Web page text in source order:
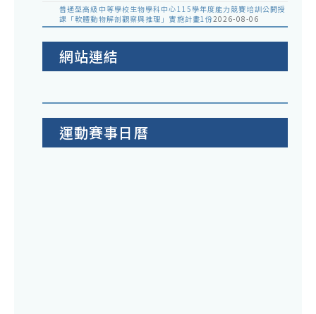
普通型高級中等學校生物學科中心115學年度能力競賽培訓公開授
課「軟體動物解剖觀察與推理」實施計畫1份2026-08-06
網站連結
運動賽事日曆